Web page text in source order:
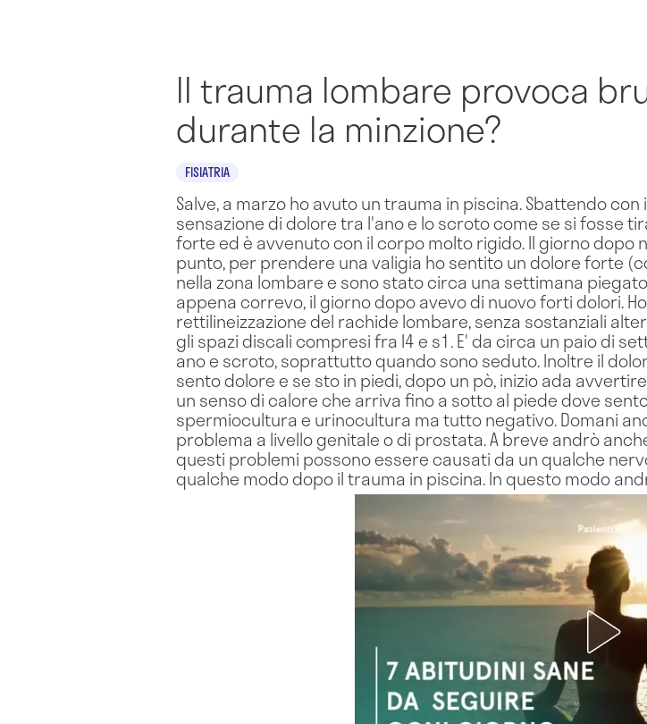
Il trauma lombare provoca
durante la minzione?
FISIATRIA
Salve, a marzo ho avuto un trauma in piscina. Sbattendo
sensazione di dolore tra l'ano e lo scroto come se si fosse
forte ed è avvenuto con il corpo molto rigido. Il giorno
punto, per prendere una valigia ho sentito un dolore forte
nella zona lombare e sono stato circa una settimana
appena correvo, il giorno dopo avevo di nuovo forti dolori.
rettilineizzazione del rachide lombare, senza sostanziali
gli spazi discali compresi fra l4 e s1. E' da circa un paio di
ano e scroto, soprattutto quando sono seduto. Inoltre il
sento dolore e se sto in piedi, dopo un pò, inizio ada
un senso di calore che arriva fino a sotto al piede dove
spermiocultura e urinocultura ma tutto negativo. Domani
problema a livello genitale o di prostata. A breve andrò
questi problemi possono essere causati da un qualche
qualche modo dopo il trauma in piscina. In questo modo